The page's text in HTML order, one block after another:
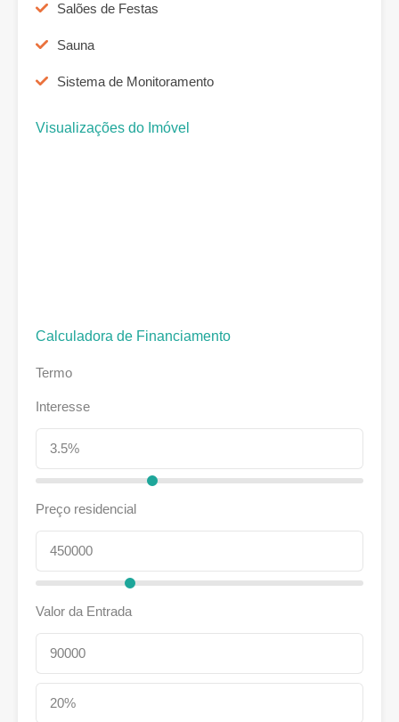
Salões de Festas
Sauna
Sistema de Monitoramento
Visualizações do Imóvel
Calculadora de Financiamento
Termo
Interesse
Preço residencial
Valor da Entrada